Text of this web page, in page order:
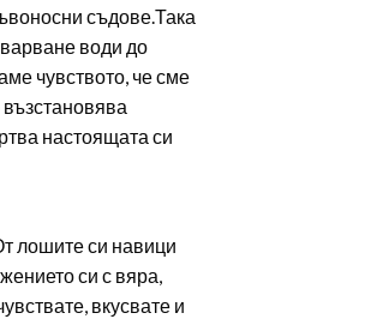
съдове.Така
води до
чувството, че сме
настоящата си
лошите си навици
си с вяра,
вкусвате и